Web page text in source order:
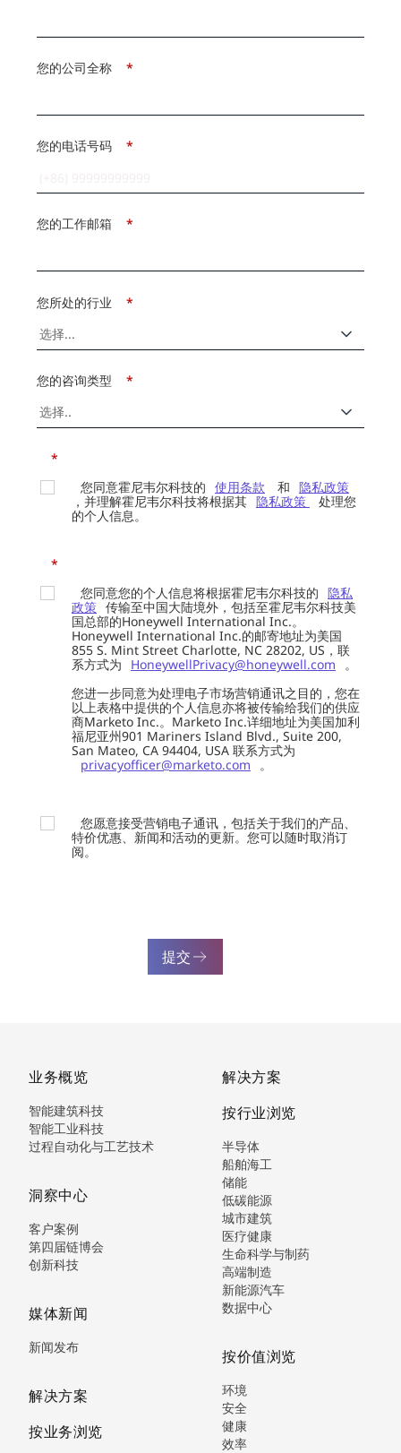
*
您的公司全称
*
您的电话号码
*
您的工作邮箱
*
您所处的行业
*
您的咨询类型
*
您同意霍尼韦尔科技的 使用条款 和 隐私政策
，并理解霍尼韦尔科技将根据其 隐私政策
处理您
的个人信息。
*
您同意您的个人信息将根据霍尼韦尔科技的 隐私
政策 传输至中国大陆境外，包括至霍尼韦尔科技美
国总部的Honeywell International Inc.。
Honeywell International Inc.的邮寄地址为美国
855 S. Mint Street Charlotte, NC 28202, US，联
系方式为
HoneywellPrivacy@honeywell.com
。
您进一步同意为处理电子市场营销通讯之目的，您在
以上表格中提供的个人信息亦将被传输给我们的供应
商Marketo Inc.。Marketo Inc.详细地址为美国加利
福尼亚州901 Mariners Island Blvd., Suite 200,
San Mateo, CA 94404, USA 联系方式为
privacyofficer@marketo.com
。
您愿意接受营销电子通讯，包括关于我们的产品、
特价优惠、新闻和活动的更新。您可以随时取消订
阅。
提交
业务概览
智能建筑科技
智能工业科技
过程自动化与工艺技术
洞察中心
客户案例
第四届链博会
创新科技
媒体新闻
新闻发布
解决方案
按业务浏览
解决方案
按行业浏览
半导体
船舶海工
储能
低碳能源
城市建筑
医疗健康
生命科学与制药
高端制造
新能源汽车
数据中心
按价值浏览
环境
安全
健康
效率